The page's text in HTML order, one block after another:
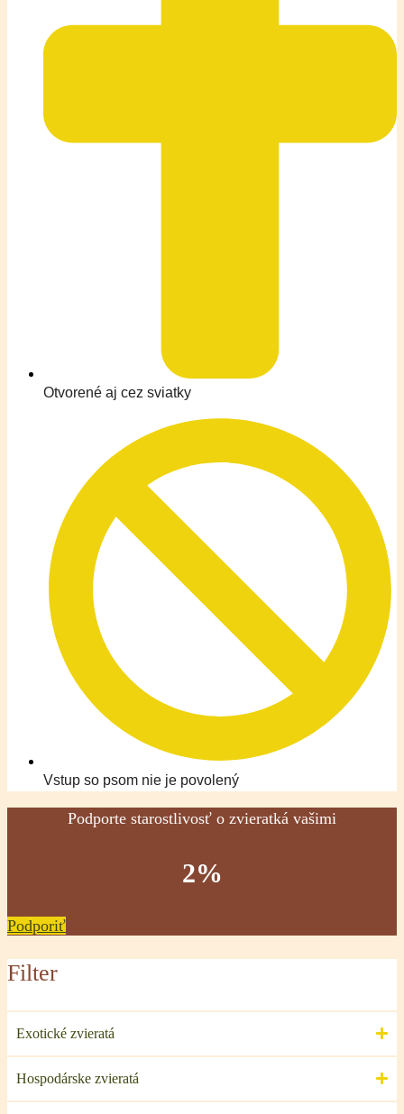
Otvorené aj cez sviatky
Vstup so psom nie je povolený
Podporte starostlivosť o zvieratká vašimi
2%
Podporiť
Filter
Exotické zvieratá
Hospodárske zvieratá